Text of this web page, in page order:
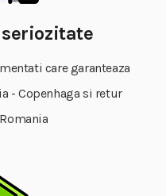
care garanteaza
- Copenhaga si retur